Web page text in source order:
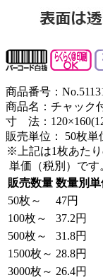
商品番号：
商品名：チャック
寸 法：
販売単位：
50枚単
※上記は1枚あた
単価（税別）です
販売数量 数量別単
50枚～
47円
100枚～
37.2円
500枚～
31.8円
1500枚～ 28.8円
3000枚～ 26.4円